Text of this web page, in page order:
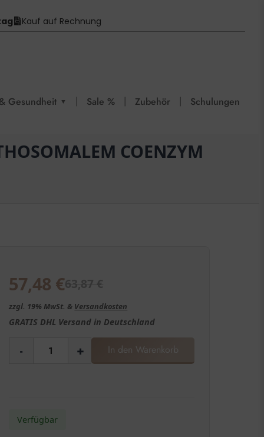
Kauf auf Rechnung
Gesundheit ▼ | Sale % | Zubehör | Schulungen
COENZYM
57,48 €
zzgl. 19% MwSt. & Versandkosten
GRATIS DHL Versand in Deutschland
- + In den Warenkorb
Verfügbar